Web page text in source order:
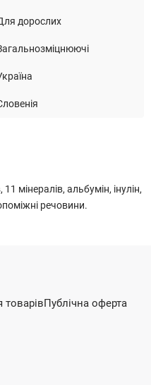
дорослих
мінералів, альбумін, інулін,
речовини.
Публічна оферта